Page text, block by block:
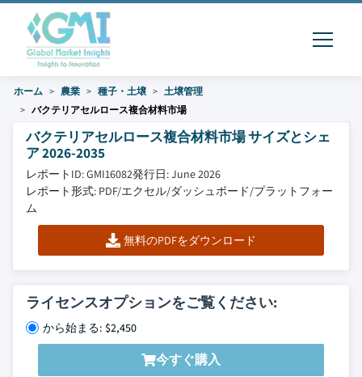
ホーム 農業 種子・土壌
土壌管理
バクテリアセルロース複合材料市場
バクテリアセルロース複合材料市場 サイズとシェ
ア 2026-2035
レポートID: GMI16082発行日: June 2026
レポート形式: PDF/エクセル/ダッシュボード/プラットフォー
ム
無料のPDFをダウンロード
ライセンスオプションをご覧ください:
から始まる: $2,450
今すぐ購入